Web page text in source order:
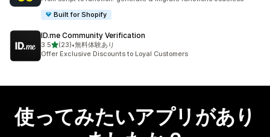
Built for Shopify
ID.me Community Verification
3.55つ星中
(23)
合計レビュー数：23件
•無料体験あり
Offer Exclusive Discounts to Loyal Customers
使ってみたいアプリがあり